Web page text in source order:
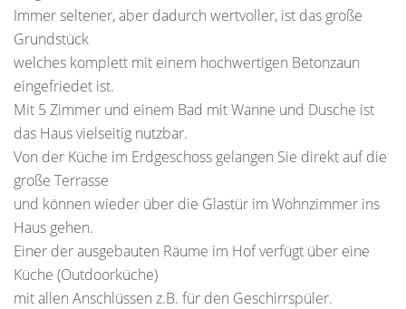
Immer seltener, aber dadurch wertvoller, ist das große
Grundstück
welches komplett mit einem hochwertigen Betonzaun
eingefriedet ist.
Mit 5 Zimmer und einem Bad mit Wanne und Dusche ist
das Haus vielseitig nutzbar.
Von der Küche im Erdgeschoss gelangen Sie direkt auf die
große Terrasse
und können wieder über die Glastür im Wohnzimmer ins
Haus gehen.
Einer der ausgebauten Räume im Hof verfügt über eine
Küche (Outdoorküche)
mit allen Anschlüssen z.B. für den Geschirrspüler.